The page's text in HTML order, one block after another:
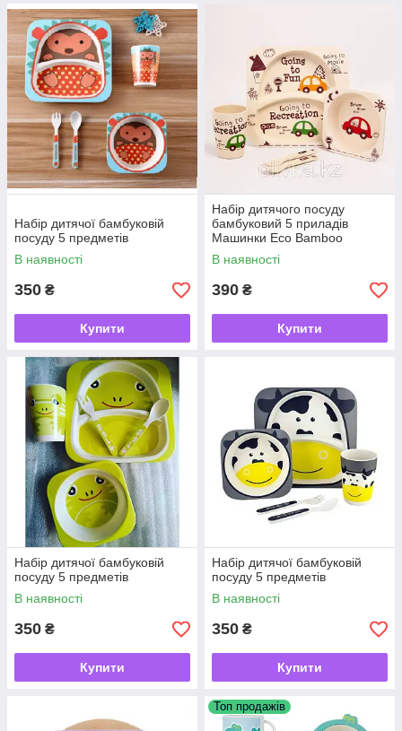
Набір дитячої бамбуковій
посуду 5 предметів
В наявності
350 ₴
Купити
Набір дитячого посуду
бамбуковий 5 приладів
Машинки Eco Bamboo
В наявності
390 ₴
Купити
Набір дитячої бамбуковій
посуду 5 предметів
В наявності
350 ₴
Купити
Набір дитячої бамбуковій
посуду 5 предметів
В наявності
350 ₴
Купити
Топ продажів